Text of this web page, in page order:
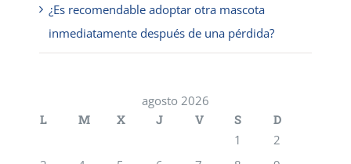
¿Es recomendable adoptar otra mascota
inmediatamente después de una pérdida?
agosto 2026
L
M X J V S
D
1
2